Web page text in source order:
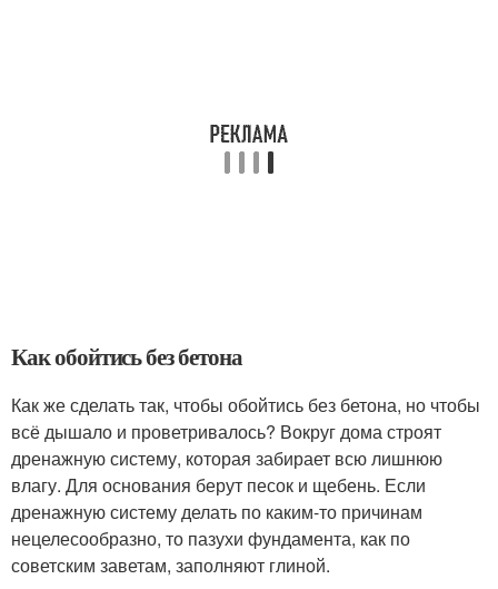
Как обойтись без бетона
Как же сделать так, чтобы обойтись без бетона, но чтобы
всё дышало и проветривалось? Вокруг дома строят
дренажную систему, которая забирает всю лишнюю
влагу. Для основания берут песок и щебень. Если
дренажную систему делать по каким-то причинам
нецелесообразно, то пазухи фундамента, как по
советским заветам, заполняют глиной.